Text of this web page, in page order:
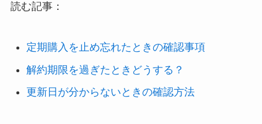
読む記事：
定期購入を止め忘れたときの確認事項
解約期限を過ぎたときどうする？
更新日が分からないときの確認方法